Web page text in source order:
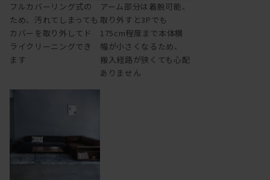
フルカバーリング式の
ため、汚れてしまっても
カバーを取り外してド
ライクリーニングでき
ます
アーム部分は着脱可能、
取り外すと3Pでも
175cm程度まで本体横
幅が小さくなるため、
搬入経路が狭くても心配
ありません